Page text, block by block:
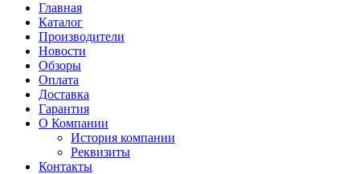
Главная
Каталог
Производители
Новости
Обзоры
Оплата
Доставка
Гарантия
О Компании
История компании
Реквизиты
Контакты